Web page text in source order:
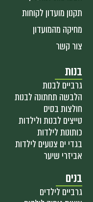
תקנון מועדון לקוחות
מחיקה מהמועדון
צור קשר
בנות
גרביים לבנות
הלבשה תחתונה לבנות
חולצות בסיס
טייצים לבנות ולילדות
כותונות לילדות
בגדי ים צנועים לילדות
אביזרי שיער
בנים
גרביים לילדים